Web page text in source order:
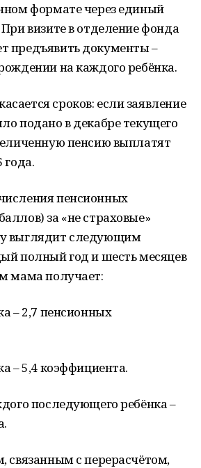
формате через единый
визите в отделение фонда
предъявить документы –
на каждого ребёнка.
сроков: если заявление
подано в декабре текущего
пенсию выплатят
года.
пенсионных
за «не страховые»
выглядит следующим
полный год и шесть месяцев
мама получает:
– 2,7 пенсионных
– 5,4 коэффициента.
последующего ребёнка –
связанным с перерасчётом,